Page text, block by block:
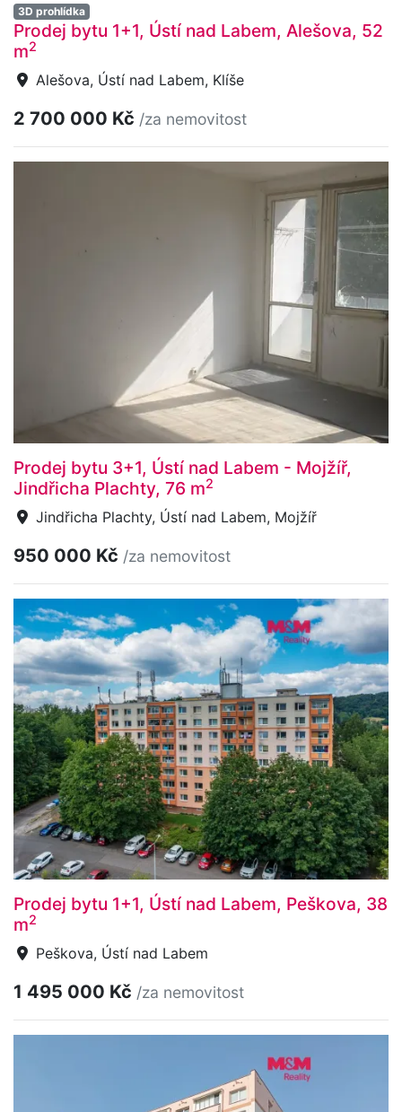
3D prohlídka
Prodej bytu 1+1, Ústí nad Labem, Alešova, 52
m2
Alešova, Ústí nad Labem, Klíše
2 700 000 Kč /za nemovitost
Prodej bytu 3+1, Ústí nad Labem - Mojžíř,
Jindřicha Plachty, 76 m2
Jindřicha Plachty, Ústí nad Labem, Mojžíř
950 000 Kč /za nemovitost
Prodej bytu 1+1, Ústí nad Labem, Peškova, 38
m2
Peškova, Ústí nad Labem
1 495 000 Kč /za nemovitost